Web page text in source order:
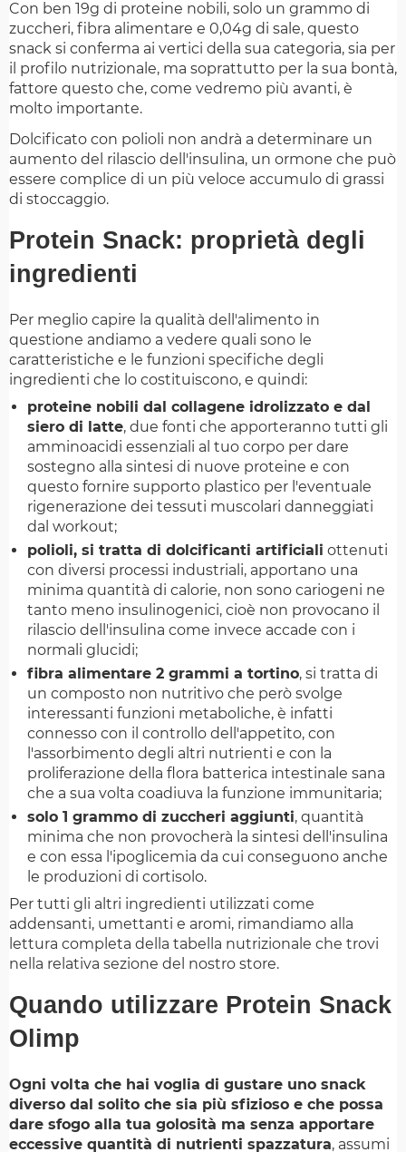
Con ben 19g di proteine nobili, solo un grammo di
zuccheri, fibra alimentare e 0,04g di sale, questo
snack si conferma ai vertici della sua categoria, sia per
il profilo nutrizionale, ma soprattutto per la sua bontà,
fattore questo che, come vedremo più avanti, è
molto importante.
Dolcificato con polioli non andrà a determinare un
aumento del rilascio dell'insulina, un ormone che può
essere complice di un più veloce accumulo di grassi
di stoccaggio.
Protein Snack: proprietà degli
ingredienti
Per meglio capire la qualità dell'alimento in
questione andiamo a vedere quali sono le
caratteristiche e le funzioni specifiche degli
ingredienti che lo costituiscono, e quindi:
proteine nobili dal collagene idrolizzato e dal
siero di latte, due fonti che apporteranno tutti gli
amminoacidi essenziali al tuo corpo per dare
sostegno alla sintesi di nuove proteine e con
questo fornire supporto plastico per l'eventuale
rigenerazione dei tessuti muscolari danneggiati
dal workout;
polioli, si tratta di dolcificanti artificiali ottenuti
con diversi processi industriali, apportano una
minima quantità di calorie, non sono cariogeni ne
tanto meno insulinogenici, cioè non provocano il
rilascio dell'insulina come invece accade con i
normali glucidi;
fibra alimentare 2 grammi a tortino, si tratta di
un composto non nutritivo che però svolge
interessanti funzioni metaboliche, è infatti
connesso con il controllo dell'appetito, con
l'assorbimento degli altri nutrienti e con la
proliferazione della flora batterica intestinale sana
che a sua volta coadiuva la funzione immunitaria;
solo 1 grammo di zuccheri aggiunti, quantità
minima che non provocherà la sintesi dell'insulina
e con essa l'ipoglicemia da cui conseguono anche
le produzioni di cortisolo.
Per tutti gli altri ingredienti utilizzati come
addensanti, umettanti e aromi, rimandiamo alla
lettura completa della tabella nutrizionale che trovi
nella relativa sezione del nostro store.
Quando utilizzare Protein Snack
Olimp
Ogni volta che hai voglia di gustare uno snack
diverso dal solito che sia più sfizioso e che possa
dare sfogo alla tua golosità ma senza apportare
eccessive quantità di nutrienti spazzatura, assumi